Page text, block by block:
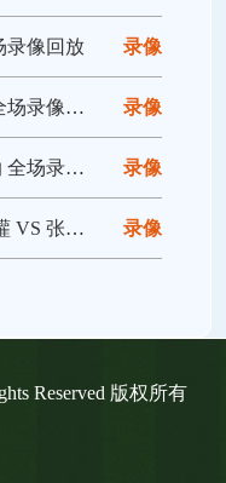
录像
录像回放
录像
像回放
录像
像回放
录像
全场录像
Reserved 版权所有